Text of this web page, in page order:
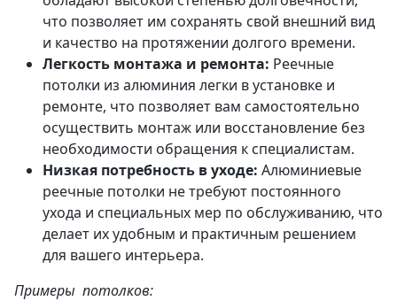
что позволяет им сохранять свой внешний вид
и качество на протяжении долгого времени.
Легкость монтажа и ремонта: Реечные
потолки из алюминия легки в установке и
ремонте, что позволяет вам самостоятельно
осуществить монтаж или восстановление без
необходимости обращения к специалистам.
Низкая потребность в уходе: Алюминиевые
реечные потолки не требуют постоянного
ухода и специальных мер по обслуживанию, что
делает их удобным и практичным решением
для вашего интерьера.
Примеры потолков: